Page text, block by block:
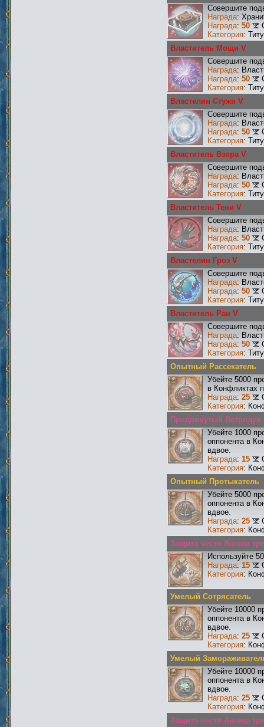
Совершите
Награда:
Награда: 50
Категория:
Властитель Мощи V
Совершите
Награда:
Награда: 50
Категория:
Властелин Стужи V
Совершите
Награда:
Награда: 50
Категория:
Властитель Взора V
Совершите
Награда:
Награда: 50
Категория:
Властитель Тени V
Совершите
Награда:
Награда: 50
Категория:
Властелин Гроз V
Совершите
Награда:
Награда: 50
Категория:
Властитель Ран V
Совершите
Награда:
Награда: 50
Категория:
Опытный Рассекатель
Убейте 5000
в Конфликтах
Награда: 25
Категория:
Продвинутый Ветродув
Убейте 1000
оппонента в
вдвое.
Награда: 15
Категория:
Опытный Протыкатель
Убейте 5000
оппонента в
вдвое.
Награда: 25
Категория:
Защита чести Ангела
Используйте
Награда: 15
Категория:
Умелый Сотрясатель
Убейте 10000
оппонента в
вдвое.
Награда: 25
Категория:
Умелый
Убейте 10000
оппонента в
вдвое.
Награда: 25
Категория:
Защита чести Ангела